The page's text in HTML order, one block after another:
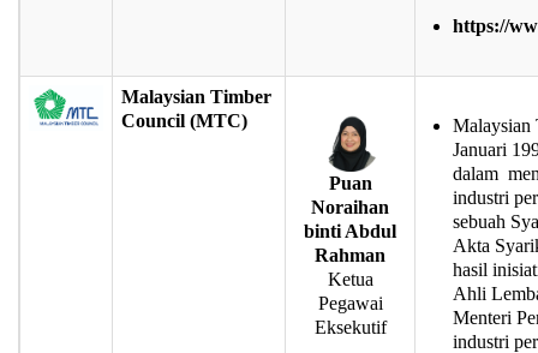
https://
Malaysian Timber
Council (MTC)
Puan
Noraihan
binti Abdul
Rahman
Ketua
Pegawai
Eksekutif
Malaysian
Januari
dalam
industri
sebuah
Akta
hasil
Ahli
Menteri
industri